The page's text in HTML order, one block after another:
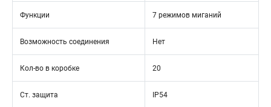
Функции 7 режимов миганий
Возможность соединения Нет
Кол-во в коробке 20
Ст. защита IP54